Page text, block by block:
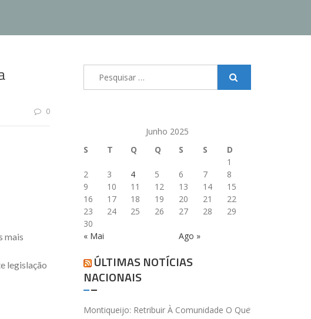
0
mais
legislação
Junho 2025
S
T Q Q S S D
« Mai Ago »
1
2
3 4 5 6 7
8
9
10 11 12 13 14
15
16
17 18 19 20 21
22
23
24 25 26 27 28
29
30
ÚLTIMAS NOTÍCIAS
NACIONAIS
Montiqueijo: Retribuir À Comunidade O Que